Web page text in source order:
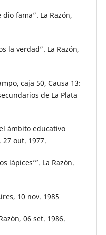
fama”. La Razón,
la verdad”. La Razón,
caja 50, Causa 13:
de La Plata
ámbito educativo
27 out. 1977.
lápices’”. La Razón.
10 nov. 1985
06 set. 1986.